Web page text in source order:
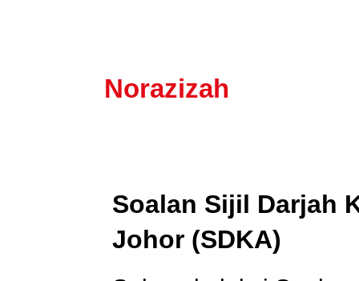
Norazizah
Soalan Sijil Darjah
Johor (SDKA)